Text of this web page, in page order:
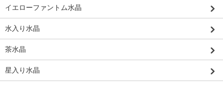
イエローファントム水晶
水入り水晶
茶水晶
星入り水晶